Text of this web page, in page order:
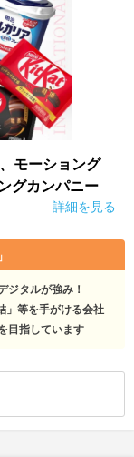
モーショング
グカンパニー
詳細を見る
ジタルが強み！
」等を手がける会社
目指しています